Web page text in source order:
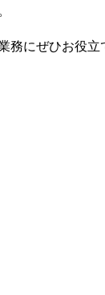
にぜひお役立